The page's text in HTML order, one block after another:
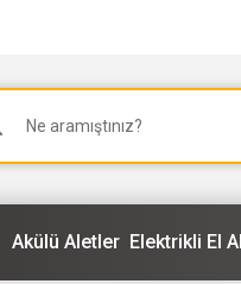
Akülü Aletler Elektrikli El